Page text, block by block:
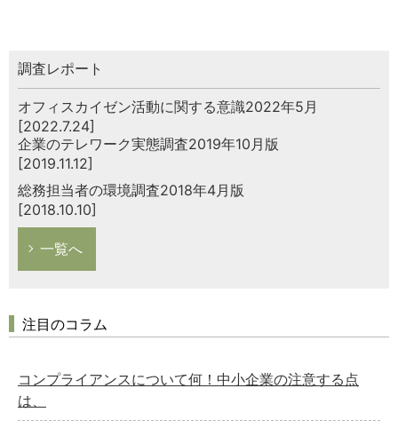
調査レポート
オフィスカイゼン活動に関する意識2022年5月
[2022.7.24]
企業のテレワーク実態調査2019年10月版
[2019.11.12]
総務担当者の環境調査2018年4月版
[2018.10.10]
一覧へ
注目のコラム
コンプライアンスについて何！中小企業の注意する点
は、